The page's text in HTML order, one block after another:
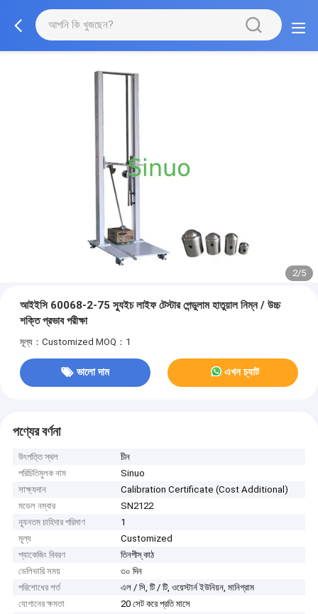
2/5
আইইসি 60068-2-75 স্যুইচ লাইফ টেস্টার পেন্ডুলাম হাতুয়াল নিম্ন / উচ্চ
শক্তি প্রভাব পরীক্ষা
মূল্য：Customized MOQ：1
ভালো দাম এখন চ্যাট
পণ্যের বর্ণনা
উৎপত্তি স্থল
চীন
পরিচিতিমুলক নাম
Sinuo
সাক্ষ্যদান
Calibration Certificate (Cost Additional)
মডেল নম্বার
SN2122
ন্যূনতম চাহিদার পরিমাণ
1
মূল্য
Customized
প্যাকেজিং বিবরণ
তিনপীস্ কাঠ
ডেলিভারি সময়
৩০ দিন
পরিশোধের শর্ত
এল / সি, টি / টি, ওয়েস্টার্ন ইউনিয়ন, মানিগ্রাম
যোগানের ক্ষমতা
20 সেট করে প্রতি মাসে